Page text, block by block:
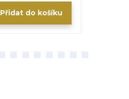
Přidat do košíku